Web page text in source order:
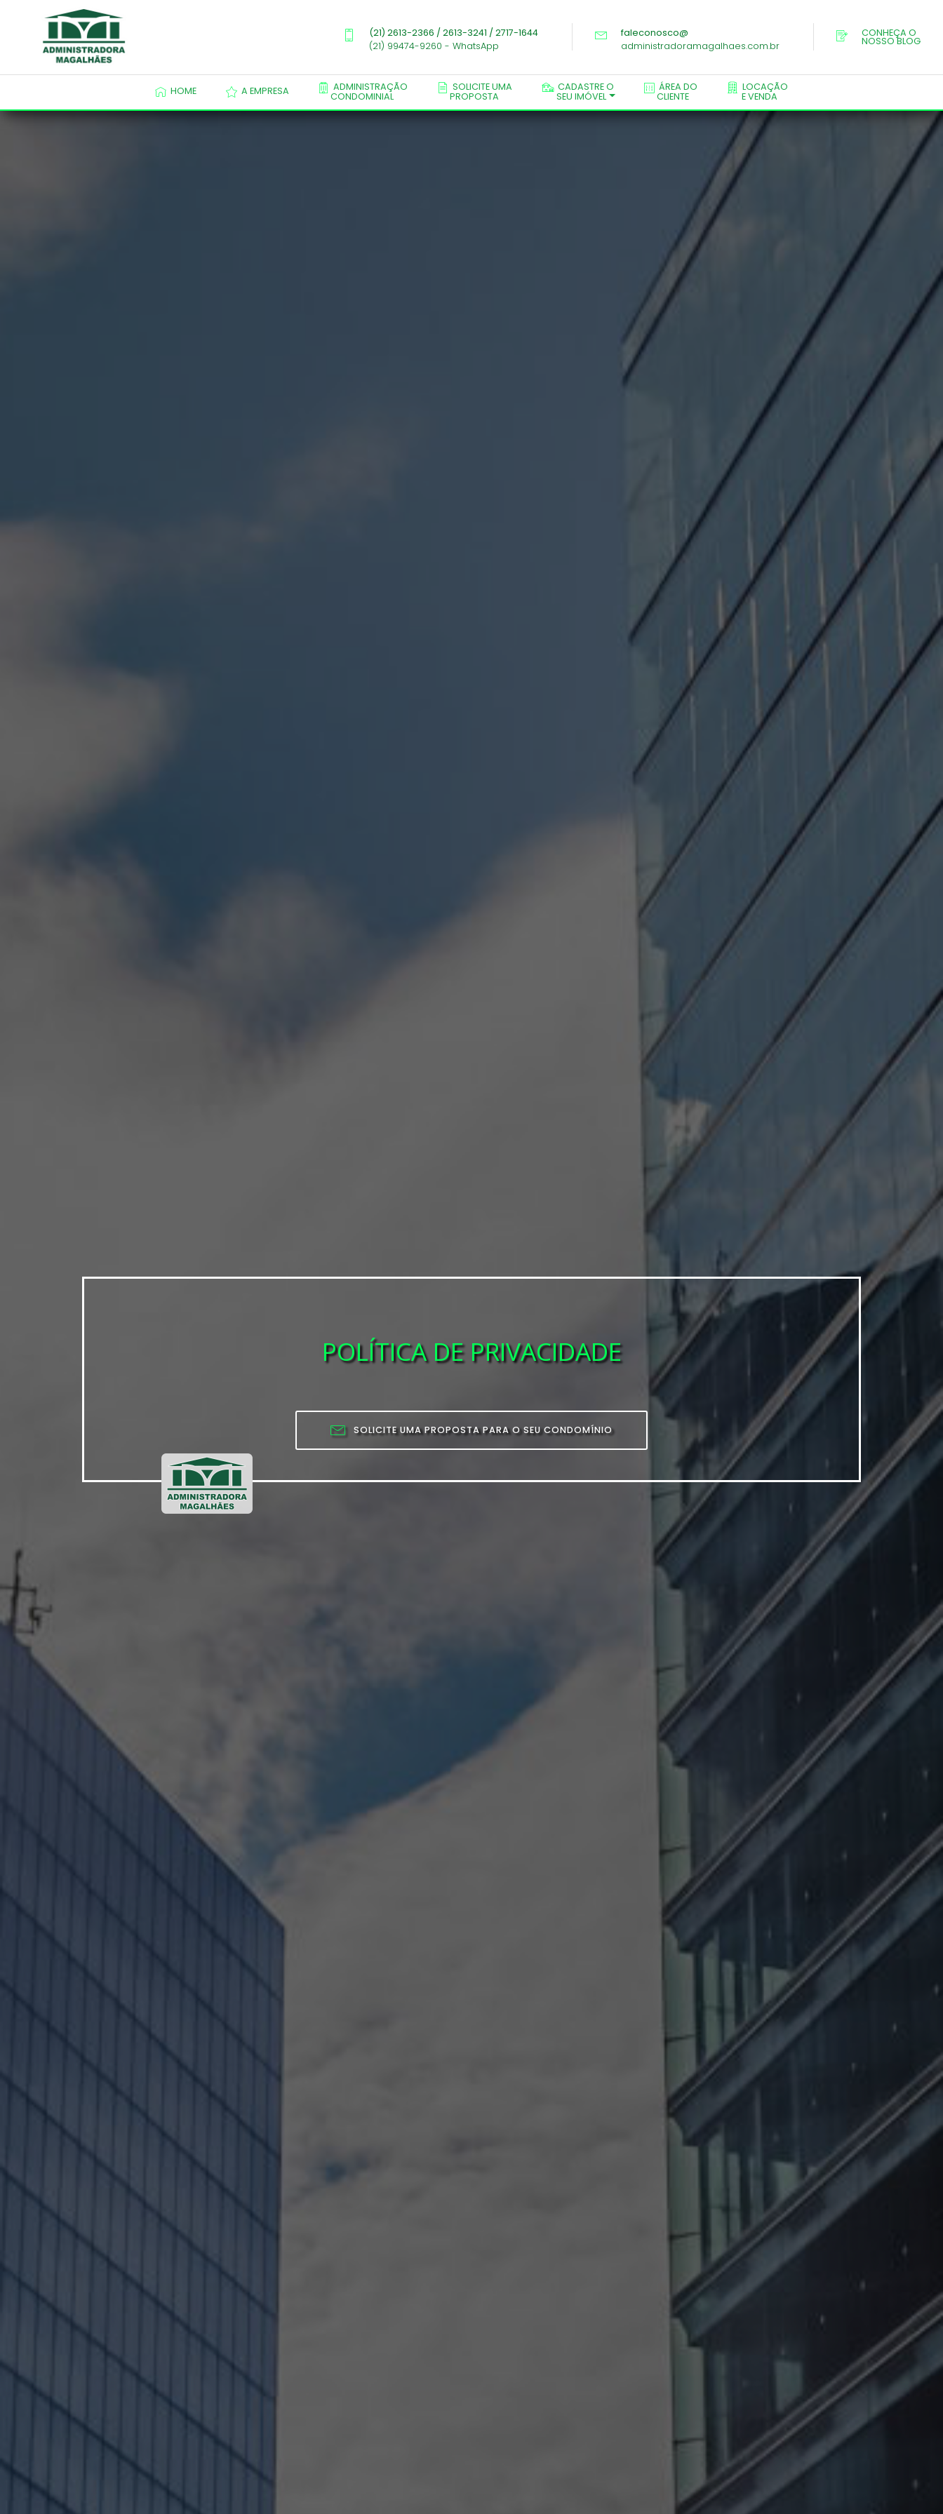
POLÍTICA DE PRIVACIDADE
SOLICITE UMA PROPOSTA PARA O SEU CONDOMÍNIO
(21) 2613-2366 / 2613-3241 / 2717-1644
(21) 99474-9260 - WhatsApp
faleconosco@
administradoramagalhaes.com.br
CONHEÇA O
NOSSO BLOG
HOME A EMPRESA
ADMINISTRAÇÃO
CONDOMINIAL
SOLICITE UMA
PROPOSTA
CADASTRE O
SEU IMÓVEL
ÁREA DO
CLIENTE
LOCAÇÃO
E VENDA